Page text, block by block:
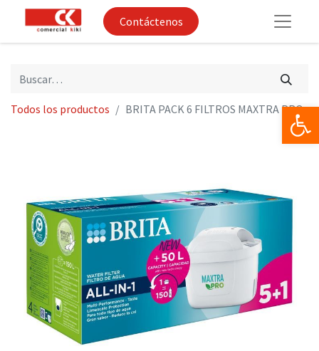
Contáctenos
Todos los productos BRITA PACK 6 FILTROS MAXTRA PRO